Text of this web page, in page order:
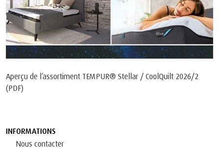
Aperçu de l’assortiment TEMPUR® Stellar / CoolQuilt 2026/2
(PDF)
INFORMATIONS
Nous contacter